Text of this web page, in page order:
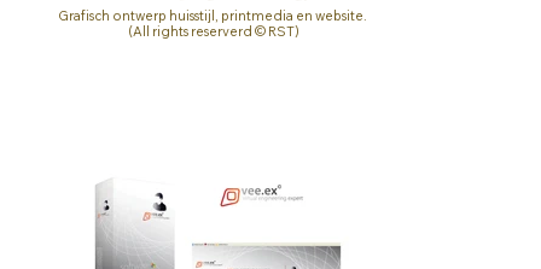
Grafisch ontwerp huisstijl, printmedia en website.
(All rights reserverd © RST)